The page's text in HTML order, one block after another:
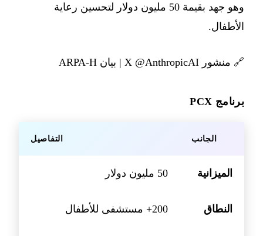
وهو جهد بقيمة 50 مليون دولار لتحسين رعاية
الأطفال.
🔗 منشور X @AnthropicAI | بيان ARPA-H
برنامج PCX
الجانب التفاصيل
الميزانية 50 مليون دولار
النطاق 200+ مستشفى للأطفال